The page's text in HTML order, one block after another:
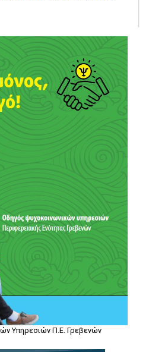
Υπηρεσιών Π.Ε. Γρεβενών